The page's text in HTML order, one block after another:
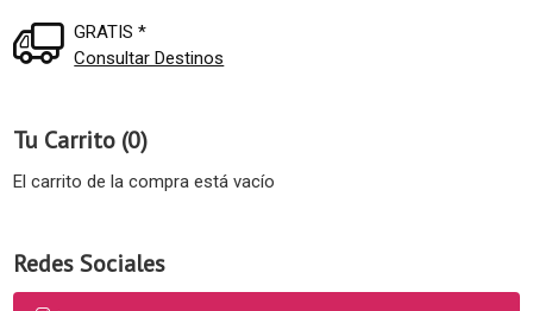
GRATIS *
Consultar Destinos
Tu Carrito (0)
El carrito de la compra está vacío
Redes Sociales